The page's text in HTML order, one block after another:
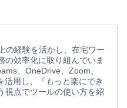
の経験を活かし、在宅ワー
の効率化に取り組んでいま
、OneDrive、Zoom、
活用し、『もっと楽にでき
視点でツールの使い方を紹